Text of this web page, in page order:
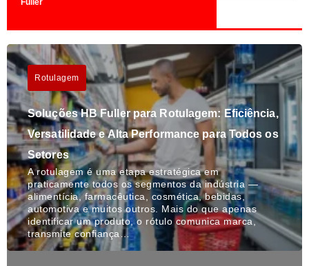
Fuller
Rotulagem
Soluções HB Fuller para Rotulagem: Eficiência,
Versatilidade e Alta Performance para Todos os
Setores
A rotulagem é uma etapa estratégica em
praticamente todos os segmentos da indústria —
alimentícia, farmacêutica, cosmética, bebidas,
automotiva e muitos outros. Mais do que apenas
identificar um produto, o rótulo comunica marca,
transmite confiança…